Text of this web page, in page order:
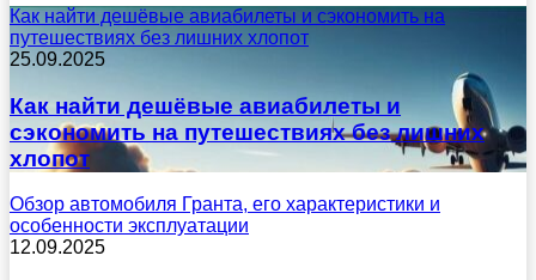
Как найти дешёвые авиабилеты и сэкономить на
путешествиях без лишних хлопот
25.09.2025
Как найти дешёвые авиабилеты и
сэкономить на путешествиях без лишних
хлопот
Обзор автомобиля Гранта, его характеристики и
особенности эксплуатации
12.09.2025